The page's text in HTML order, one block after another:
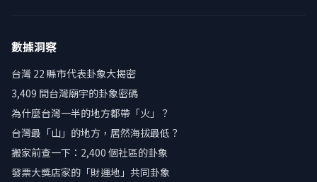
數據洞察
台灣 22 縣市代表卦象大揭密
3,409 間台灣廟宇的卦象密碼
為什麼台灣一半的地方都帶「火」？
台灣最「山」的地方，居然海拔最低？
搬家前查一下：2,400 個社區的卦象
發票大獎店家的「財運地」共同卦象